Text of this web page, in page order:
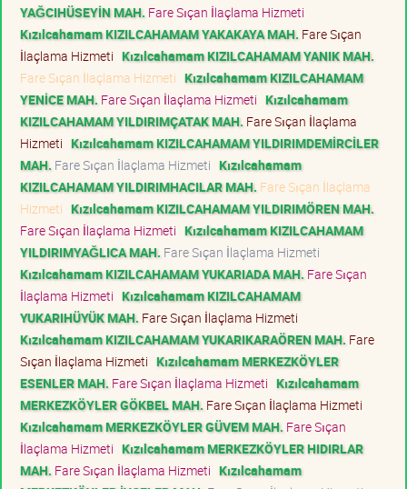
YAĞCIHÜSEYİN MAH. Fare Sıçan İlaçlama Hizmeti
Kızılcahamam KIZILCAHAMAM YAKAKAYA MAH. Fare Sıçan
İlaçlama Hizmeti Kızılcahamam KIZILCAHAMAM YANIK MAH.
Fare Sıçan İlaçlama Hizmeti Kızılcahamam KIZILCAHAMAM
YENİCE MAH. Fare Sıçan İlaçlama Hizmeti Kızılcahamam
KIZILCAHAMAM YILDIRIMÇATAK MAH. Fare Sıçan İlaçlama
Hizmeti Kızılcahamam KIZILCAHAMAM YILDIRIMDEMİRCİLER
MAH. Fare Sıçan İlaçlama Hizmeti Kızılcahamam
KIZILCAHAMAM YILDIRIMHACILAR MAH. Fare Sıçan İlaçlama
Hizmeti Kızılcahamam KIZILCAHAMAM YILDIRIMÖREN MAH.
Fare Sıçan İlaçlama Hizmeti Kızılcahamam KIZILCAHAMAM
YILDIRIMYAĞLICA MAH. Fare Sıçan İlaçlama Hizmeti
Kızılcahamam KIZILCAHAMAM YUKARIADA MAH. Fare Sıçan
İlaçlama Hizmeti Kızılcahamam KIZILCAHAMAM
YUKARIHÜYÜK MAH. Fare Sıçan İlaçlama Hizmeti
Kızılcahamam KIZILCAHAMAM YUKARIKARAÖREN MAH. Fare
Sıçan İlaçlama Hizmeti Kızılcahamam MERKEZKÖYLER
ESENLER MAH. Fare Sıçan İlaçlama Hizmeti Kızılcahamam
MERKEZKÖYLER GÖKBEL MAH. Fare Sıçan İlaçlama Hizmeti
Kızılcahamam MERKEZKÖYLER GÜVEM MAH. Fare Sıçan
İlaçlama Hizmeti Kızılcahamam MERKEZKÖYLER HIDIRLAR
MAH. Fare Sıçan İlaçlama Hizmeti Kızılcahamam